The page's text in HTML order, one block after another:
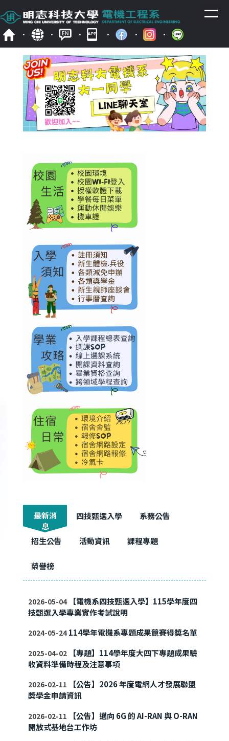
到
主
要
最新消
息
四技甄選入學 系務公告
招生公告 活動資訊 課程專題
榮譽榜
2026-05-04 【電機系四技甄選入學】115學年度四
技甄選入學專業實作考試說明
2024-05-24114學年電機系專題成果競賽得奬名單
2025-04-02
【專題】114學年度大四下專題成果驗
收資料準備時程及注意事項
2026-02-11
【公告】2026 年度電網人才發展聯盟
獎學金申請資訊
2026-02-11
【公告】邁向 6G 的 AI-RAN 與 O-RAN
開放式基地台工作坊